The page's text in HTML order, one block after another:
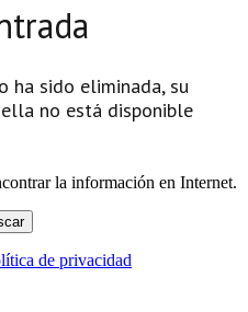
ha sido eliminada, su
no está disponible
la información en Internet.
de privacidad